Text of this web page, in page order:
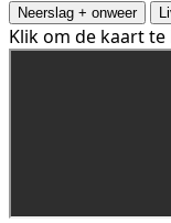
Neerslag + onweer
Klik om de kaart te